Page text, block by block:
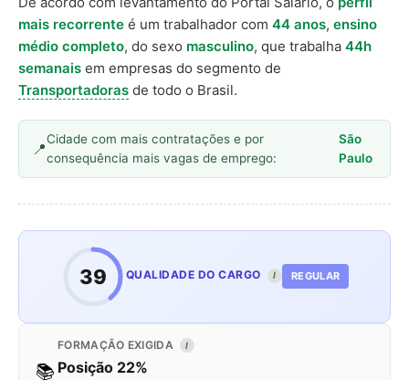
mais recorrente é um trabalhador com 44 anos, ensino
médio completo, do sexo masculino, que trabalha 44h
semanais em empresas do segmento de
Transportadoras de todo o Brasil.
Cidade com mais contratações e por
consequência mais vagas de emprego:
São
Paulo
39 QUALIDADE DO CARGO I REGULAR
📚
FORMAÇÃO EXIGIDA I
Posição 22%